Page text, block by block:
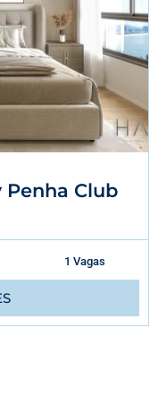
Penha Club
1 Vagas